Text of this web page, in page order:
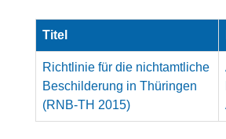
Titel
Richtlinie für die nichtamtliche
Beschilderung in Thüringen
(RNB-TH 2015)